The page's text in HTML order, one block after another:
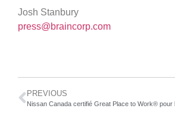
Josh Stanbury
press@braincorp.com
PREVIOUS